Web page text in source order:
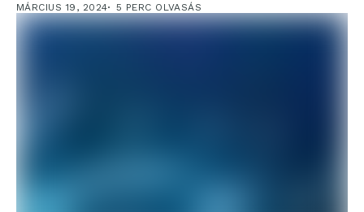
MÁRCIUS 19, 2024 5 PERC OLVASÁS